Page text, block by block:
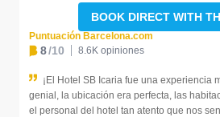
BOOK DIRECT WITH
Puntuación Barcelona.com
8/10 8.6K opiniones
¡El Hotel SB Icaria fue una experiencia
genial, la ubicación era perfecta, las
el personal del hotel tan atento que nos